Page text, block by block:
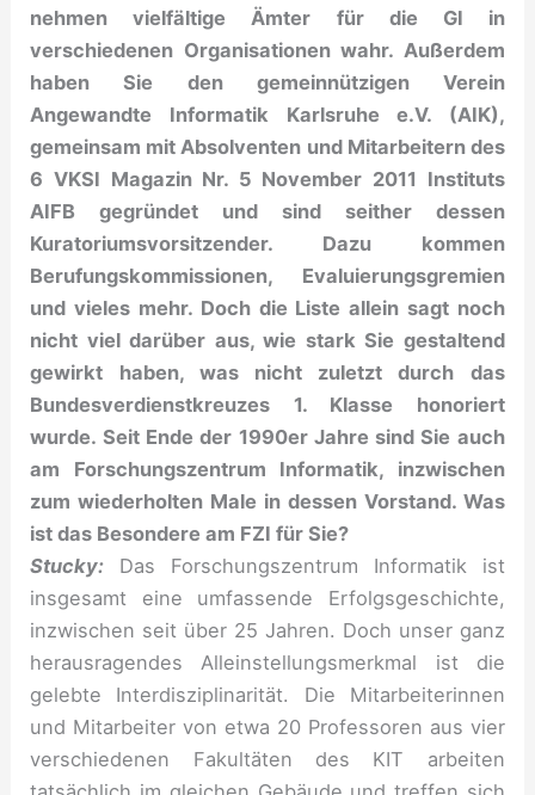
nehmen vielfältige Ämter für die GI in
verschiedenen Organisationen wahr. Außerdem
haben Sie den gemeinnützigen Verein
Angewandte Informatik Karlsruhe e.V. (AIK),
gemeinsam mit Absolventen und Mitarbeitern des
6 VKSI Magazin Nr. 5 November 2011 Instituts
AIFB gegründet und sind seither dessen
Kuratoriumsvorsitzender. Dazu kommen
Berufungskommissionen, Evaluierungsgremien
und vieles mehr. Doch die Liste allein sagt noch
nicht viel darüber aus, wie stark Sie gestaltend
gewirkt haben, was nicht zuletzt durch das
Bundesverdienstkreuzes 1. Klasse honoriert
wurde. Seit Ende der 1990er Jahre sind Sie auch
am Forschungszentrum Informatik, inzwischen
zum wiederholten Male in dessen Vorstand. Was
ist das Besondere am FZI für Sie?
Stucky: Das Forschungszentrum Informatik ist
insgesamt eine umfassende Erfolgsgeschichte,
inzwischen seit über 25 Jahren. Doch unser ganz
herausragendes Alleinstellungsmerkmal ist die
gelebte Interdisziplinarität. Die Mitarbeiterinnen
und Mitarbeiter von etwa 20 Professoren aus vier
verschiedenen Fakultäten des KIT arbeiten